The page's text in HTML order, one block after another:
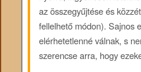
az összegyűjtése és
fellelhető módon). Sajnos
elérhetetlenné válnak, s
szerencse arra, hogy